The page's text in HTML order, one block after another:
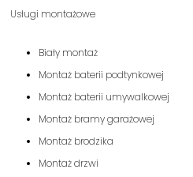
Usługi montażowe
Biały montaż
Montaż baterii podtynkowej
Montaż baterii umywalkowej
Montaż bramy garażowej
Montaż brodzika
Montaż drzwi